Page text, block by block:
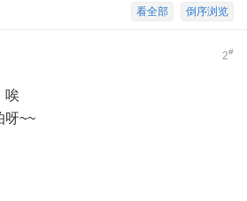
倒序浏览
看全部
2#
唉
呀~~